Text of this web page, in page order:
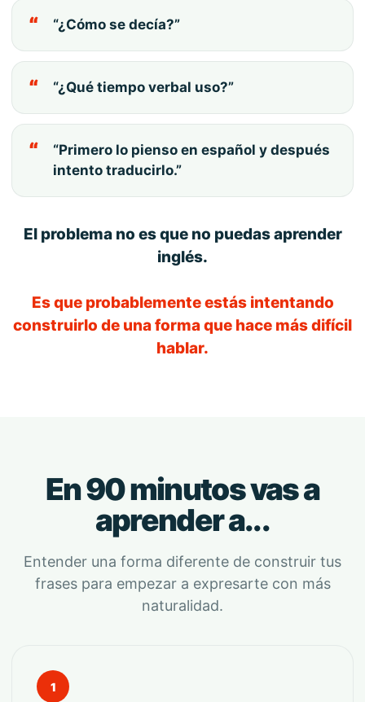
“¿Cómo se decía?”
“¿Qué tiempo verbal uso?”
“Primero lo pienso en español y después
intento traducirlo.”
El problema no es que no puedas aprender
inglés.
Es que probablemente estás intentando
construirlo de una forma que hace más difícil
hablar.
En 90 minutos vas a
aprender a...
Entender una forma diferente de construir tus
frases para empezar a expresarte con más
naturalidad.
1